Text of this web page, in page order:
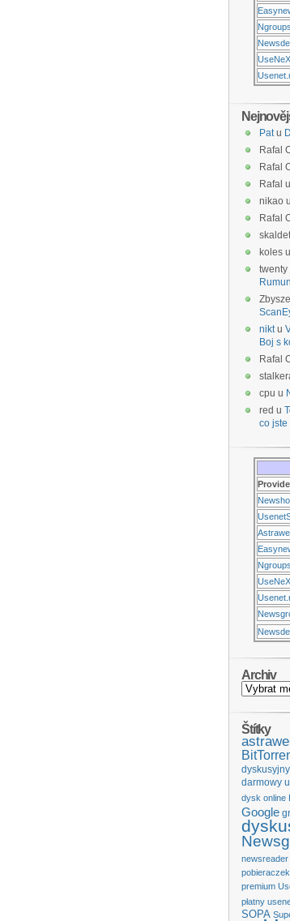
Patu
Rafal
Rafal
Rafal u
nikao u
Rafal
koles u
twenty
niktu
Boj s
Rafal
cpu u
red u
co jste
Archiv
Štítky
darmowy
dysk online
Google
newsreader
pobieraczek
premium
płatny
SOPA